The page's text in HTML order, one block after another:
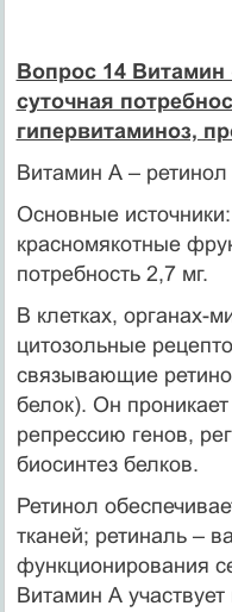
Вопрос 14 Витамин
суточная
гипервитаминоз,
Витамин А –
Основные
красномякотные
потребность 2,7 мг.
В клетках, органах-
цитозольные
связывающие
белок). Он
репрессию генов,
биосинтез белков.
Ретинол
тканей; ретиналь –
функционирования
Витамин А участвует